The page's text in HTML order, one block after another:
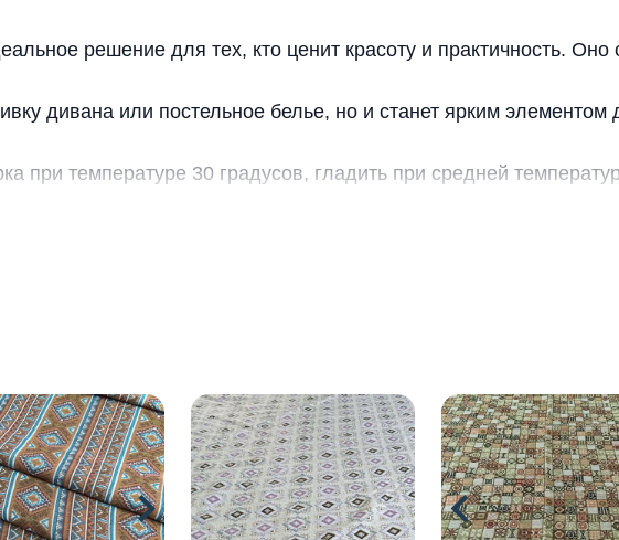
решение для тех, кто ценит красоту и практичность. Оно
дивана или постельное белье, но и станет ярким элементом
при температуре 30 градусов, гладить при средней